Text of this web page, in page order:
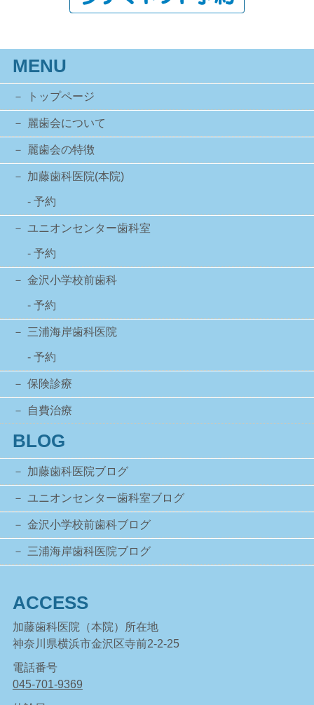
MENU
トップページ
麗歯会について
麗歯会の特徴
加藤歯科医院(本院)
- 予約
ユニオンセンター歯科室
- 予約
金沢小学校前歯科
- 予約
三浦海岸歯科医院
- 予約
保険診療
自費治療
BLOG
加藤歯科医院ブログ
ユニオンセンター歯科室ブログ
金沢小学校前歯科ブログ
三浦海岸歯科医院ブログ
ACCESS
加藤歯科医院（本院）所在地
神奈川県横浜市金沢区寺前2-2-25
電話番号
045-701-9369